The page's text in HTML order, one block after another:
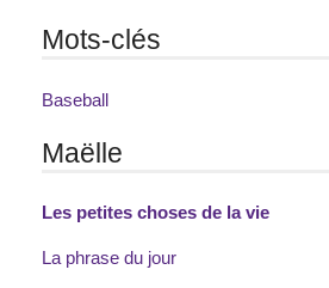
Mots-clés
Baseball
Maëlle
Les petites choses de la vie
La phrase du jour